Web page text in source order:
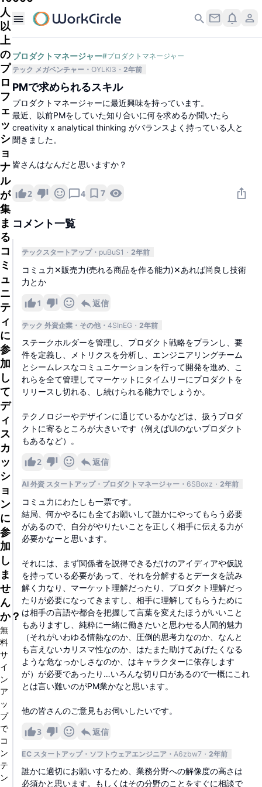
人
以
上
の
プ
ロ
フ
ェ
ッ
シ
ョ
ナ
ル
が
集
ま
る
コ
ミ
ュ
ニ
テ
ィ
に
参
加
し
て
デ
ィ
ス
カ
ッ
シ
ョ
ン
に
参
加
し
ま
せ
ん
か？
無
料
サ
イ
ン
ア
ッ
プ
で
コ
ン
テ
ン
プロダクトマネージャー#プロダクトマネージャー
テック メガベンチャー
OYLKl3 2年前
PMで求められるスキル
プロダクトマネージャーに最近興味を持っています。
最近、以前PMをしていた知り合いに何を求めるか聞いたら
creativity x analytical thinking がバランスよく持っている人と
聞きました。
皆さんはなんだと思いますか？
2 4 7
コメント一覧
テックスタートアップ puBuS1 2年前
コミュ力✕販売力(売れる商品を作る能力)✕あれば尚良し技術
力とか
1 返信
テック 外資企業 その他 4SInEG 2年前
ステークホルダーを管理し、プロダクト戦略をプランし、要
件を定義し、メトリクスを分析し、エンジニアリングチーム
とシームレスなコミュニケーションを行って開発を進め、こ
れらを全て管理してマーケットにタイムリーにプロダクトを
リリースし切れる、し続けられる能力でしょうか。
テクノロジーやデザインに通じているかなどは、扱うプロダ
クトに寄るところが大きいです（例えばUIのないプロダクト
もあるなど）。
2 返信
AI 外資 スタートアップ プロダクトマネージャー 6SBoxz 2年前
コミュ力にわたしも一票です。
結局、何かやるにも全てお願いして誰かにやってもらう必要
があるので、自分がやりたいことを正しく相手に伝える力が
必要かなーと思います。
それには、まず関係者を説得できるだけのアイディアや仮説
を持っている必要があって、それを分解するとデータを読み
解く力なり、マーケット理解だったり、プロダクト理解だっ
たりが必要になってきますし、相手に理解してもらうために
は相手の言語や都合を把握して言葉を変えたほうがいいこと
もありますし、純粋に一緒に働きたいと思わせる人間的魅力
（それがいわゆる情熱なのか、圧倒的思考力なのか、なんと
も言えないカリスマ性なのか、はたまた助けてあげたくなる
ような危なっかしさなのか、はキャラクターに依存します
が）が必要であったり…いろんな切り口があるので一概にこれ
とは言い難いのがPM業かなと思います。
他の皆さんのご意見もお伺いしたいです。
3 返信
EC スタートアップ ソフトウェアエンジニア A6zbw7 2年前
誰かに適切にお願いするため、業務分野への解像度の高さは
必須かと思います。もしくはその分野のことをすぐに相談で